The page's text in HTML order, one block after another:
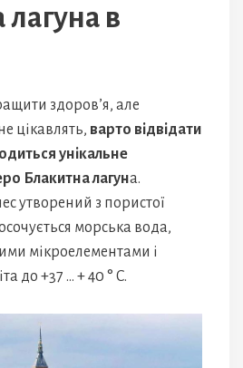
в
здоров’я, але
цікавлять, варто відвідати
унікальне
Блакитна лагуна.
утворений з пористої
морська вода,
мікроелементами і
до +37 … + 40 ° C.